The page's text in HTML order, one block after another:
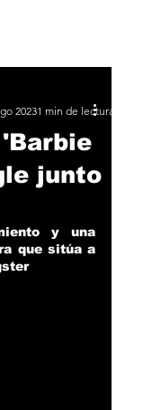
junto
20231 min de lectura
y una
que sitúa a